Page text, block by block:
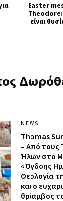
Easter
Theodore:
είναι
NEWS
Thomas
– Από τους
Ήλων στο
«Όγδοης
Θεολογία
και ο
θρίαμβος